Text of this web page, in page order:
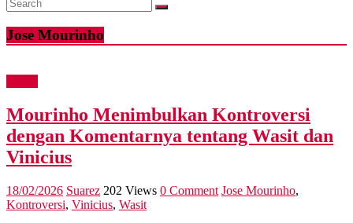
Jose Mourinho
Mourinho Menimbulkan Kontroversi
dengan Komentarnya tentang Wasit dan
Vinicius
18/02/2026 Suarez 202 Views 0 Comment Jose Mourinho,
Kontroversi, Vinicius, Wasit